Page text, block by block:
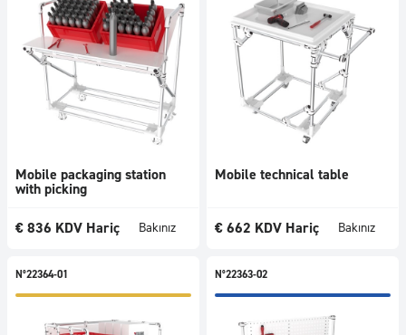
Mobile packaging station
with picking
€ 836 KDV Hariç Bakınız
Mobile technical table
€ 662 KDV Hariç Bakınız
N°22364-01 N°22363-02